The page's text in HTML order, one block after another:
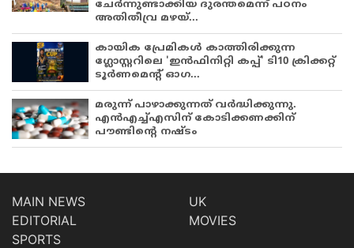
ചേർന്നുണ്ടാക്കിയ ദുരന്തമെന്ന് പഠനം
അതിതീവ്ര മഴയ്...
കായിക പ്രേമികള്‍ കാത്തിരിക്കുന്ന
ഗ്ലോസ്റ്ററിലെ 'ഇന്‍ഫിനിറ്റി കപ്പ്' ടി10 ക്രിക്കറ്റ്
ടൂര്‍ണമെന്റ് ഓഗ...
മരുന്ന് പാഴാക്കുന്നത് വർദ്ധിക്കുന്നു.
എൻഎച്ച്എസിന് കോടിക്കണക്കിന്
പൗണ്ടിന്റെ നഷ്ടം
MAIN NEWS
EDITORIAL
SPORTS
UK
MOVIES